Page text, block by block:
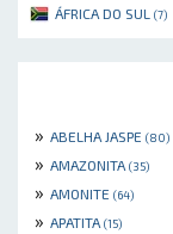
ÁFRICA DO SUL (7)
» ABELHA JASPE (80)
» AMAZONITA (35)
» AMONITE (64)
» APATITA (15)